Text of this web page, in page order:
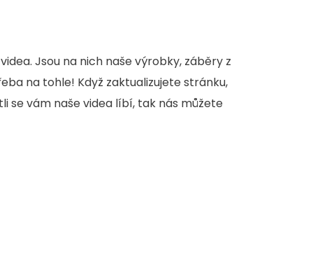
Jsou na nich naše výrobky, záběry z
na tohle! Když zaktualizujete stránku,
se vám naše videa líbí, tak nás můžete